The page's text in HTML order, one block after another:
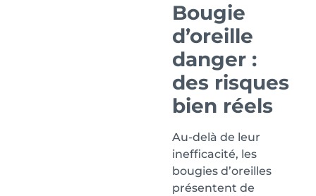
Bougie
d’oreille
danger :
des risques
bien réels
Au-delà de leur
inefficacité, les
bougies d’oreilles
présentent de